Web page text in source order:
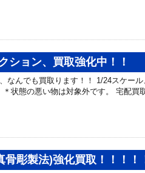
ション、買取強化中！！
なんでも買取ります！！ 1/24スケー
状態の悪い物は対象外です。 宅配買
彫製法)強化買取！！！！